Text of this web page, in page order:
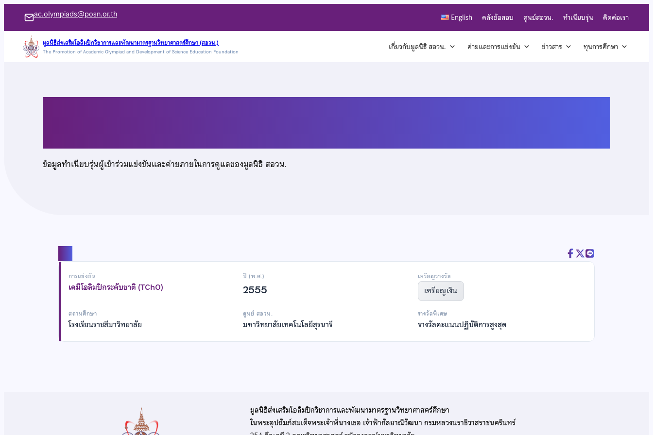
เนื้อหา
ac.olympiads@posn.or.th English คลังข้อสอบ ศูนย์สอวน. ทำเนียบรุ่น ติดต่อเรา
มูลนิธิส่งเสริมโอลิมปิกวิชาการและพัฒนามาตรฐานวิทยาศาสตร์ศึกษา (สอวน.)
The Promotion of Academic Olympiad and Development of Science Education Foundation เกี่ยวกับมูลนิธิ สอวน. ค่ายและการแข่งขัน ข่าวสาร ทุนการศึกษา
ข้อมูลทำเนียบรุ่นผู้เข้าร่วมแข่งขันและค่ายภายในการดูแลของมูลนิธิ สอวน.
การแข่งขัน
เคมีโอลิมปิกระดับชาติ (TChO)
ปี (พ.ศ.)
2555
เหรียญรางวัล
เหรียญเงิน
สถานศึกษา
โรงเรียนราชสีมาวิทยาลัย
ศูนย์ สอวน.
มหาวิทยาลัยเทคโนโลยีสุรนารี
รางวัลพิเศษ
รางวัลคะแนนปฏิบัติการสูงสุด
มูลนิธิส่งเสริมโอลิมปิกวิชาการและพัฒนามาตรฐานวิทยาศาสตร์ศึกษา
ในพระอุปถัมภ์สมเด็จพระเจ้าพี่นางเธอ เจ้าฟ้ากัลยาณิวัฒนา กรมหลวงนราธิวาสราชนครินทร์